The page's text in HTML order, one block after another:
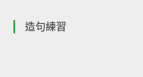
造句練習